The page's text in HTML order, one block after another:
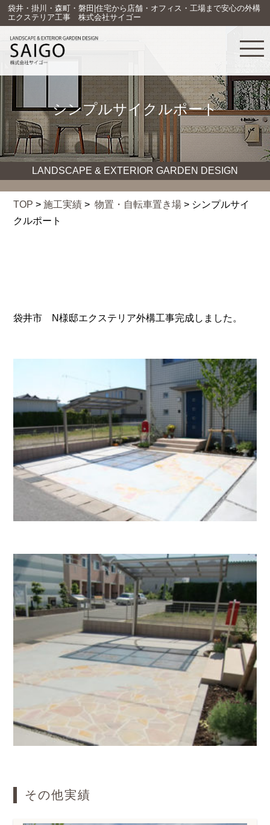
袋井・掛川・森町・磐田|住宅から店舗・オフィス・工場まで安心の外構
エクステリア工事 株式会社サイゴー
シンプルサイクルポート
LANDSCAPE & EXTERIOR GARDEN DESIGN
TOP >施工実績 >物置・自転車置き場 > シンプルサイ
クルポート
袋井市 N様邸エクステリア外構工事完成しました。
その他実績